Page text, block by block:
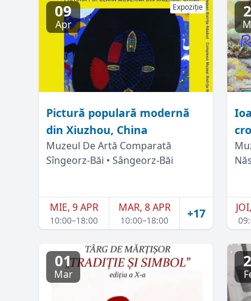
09
Apr
Expoziție
Pictură populară modernă
din Xiuzhou, China
Muzeul De Artă Comparată
Sîngeorz-Băi • Sângeorz-Băi
MIE, 9 APR
10:00–18:00
MAR, 8 APR
10:00–18:00 +17
01
Mar